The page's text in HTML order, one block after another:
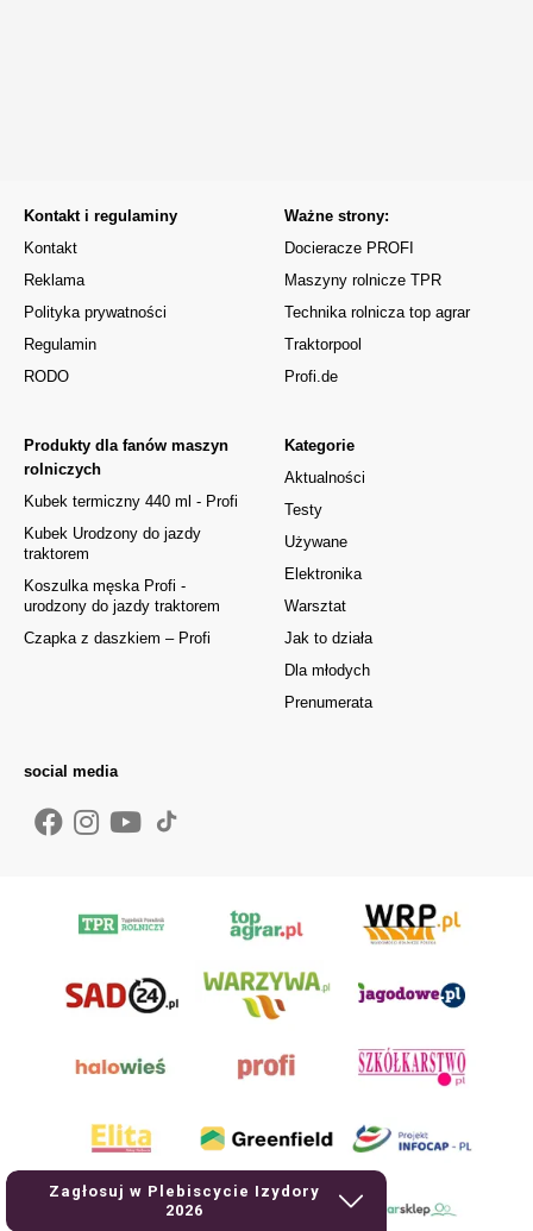
Zagłosuj w Plebiscycie Izydory
2026
Kontakt i regulaminy
Kontakt
Reklama
Polityka prywatności
Regulamin
RODO
Kategorie
Aktualności
Testy
Używane
Elektronika
Warsztat
Jak to działa
Dla młodych
Prenumerata
Produkty dla fanów maszyn
rolniczych
Kubek termiczny 440 ml - Profi
Kubek Urodzony do jazdy
traktorem
Koszulka męska Profi -
urodzony do jazdy traktorem
Czapka z daszkiem – Profi
Ważne strony:
Docieracze PROFI
Maszyny rolnicze TPR
Technika rolnicza top agrar
Traktorpool
Profi.de
social media